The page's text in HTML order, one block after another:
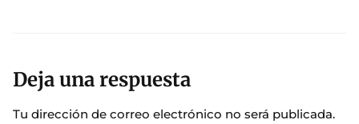
Deja una respuesta
Tu dirección de correo electrónico no será publicada.